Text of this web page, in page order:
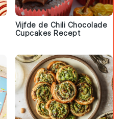
Vijfde de Chili Chocolade
Cupcakes Recept